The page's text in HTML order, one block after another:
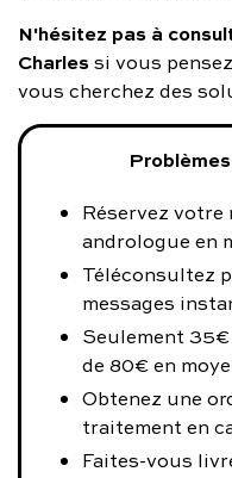
N'hésitez pas à
Charlessi vous
vous cherchez des
Réservez votre
andrologue en
Téléconsultez
messages
Seulement
de 80€ en
Obtenez une
traitement en
Faites-vous